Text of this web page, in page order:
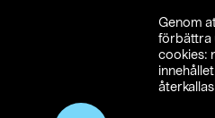
Genom
förbättra
cookies: